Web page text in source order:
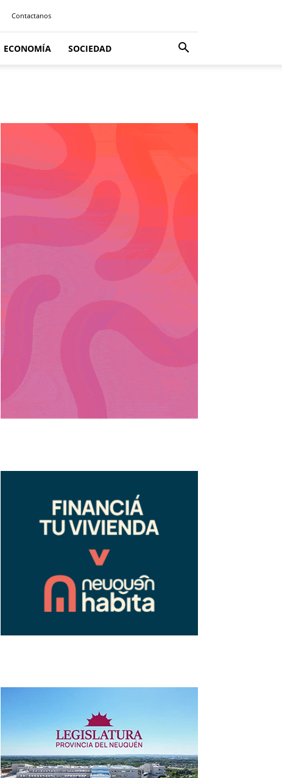
Contactanos
ECONOMÍA SOCIEDAD